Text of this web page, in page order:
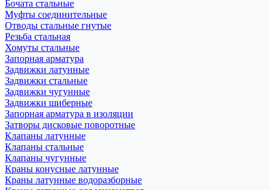
Бочата стальные
Муфты соединительные
Отводы стальные гнутые
Резьба стальная
Хомуты стальные
Запорная арматура
Задвижки латунные
Задвижки стальные
Задвижки чугунные
Задвижки шиберные
Запорная арматура в изоляции
Затворы дисковые поворотные
Клапаны латунные
Клапаны стальные
Клапаны чугунные
Краны конусные латунные
Краны латунные водоразборные